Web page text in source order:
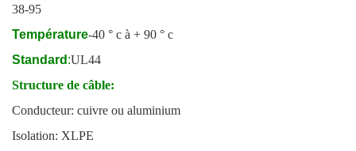
38-95
Température-40 ° c à + 90 ° c
Standard :UL44
Structure de câble:
Conducteur: cuivre ou aluminium
Isolation: XLPE